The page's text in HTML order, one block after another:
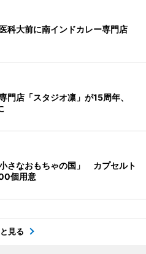
科大前に南インドカレー専門店
門店「スタジオ凛」が15周年、
さなおもちゃの国」 カプセルト
個用意
見る